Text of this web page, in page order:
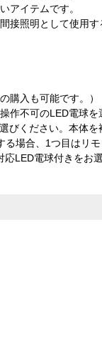
アイテムです。
接照明として使用す
購入も可能です。）
作不可のLED電球を
びください。本体を
る場合、1つ目はリ
LED電球付きをお選